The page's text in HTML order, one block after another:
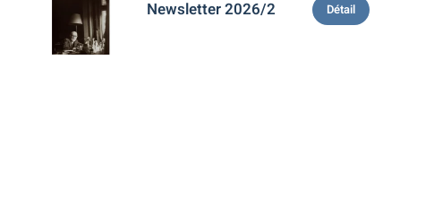
Newsletter 2026/2 Détail